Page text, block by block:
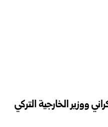
ووزير الخارجية التركي